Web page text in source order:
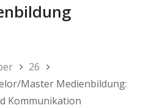
26
Master Medienbildung:
Kommunikation